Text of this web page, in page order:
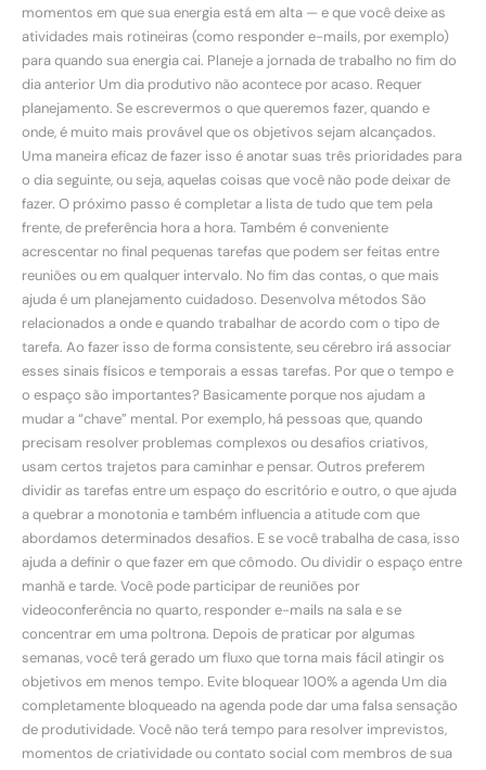
momentos em que sua energia está em alta — e que você deixe as
atividades mais rotineiras (como responder e-mails, por exemplo)
para quando sua energia cai. Planeje a jornada de trabalho no fim do
dia anterior Um dia produtivo não acontece por acaso. Requer
planejamento. Se escrevermos o que queremos fazer, quando e
onde, é muito mais provável que os objetivos sejam alcançados.
Uma maneira eficaz de fazer isso é anotar suas três prioridades para
o dia seguinte, ou seja, aquelas coisas que você não pode deixar de
fazer. O próximo passo é completar a lista de tudo que tem pela
frente, de preferência hora a hora. Também é conveniente
acrescentar no final pequenas tarefas que podem ser feitas entre
reuniões ou em qualquer intervalo. No fim das contas, o que mais
ajuda é um planejamento cuidadoso. Desenvolva métodos São
relacionados a onde e quando trabalhar de acordo com o tipo de
tarefa. Ao fazer isso de forma consistente, seu cérebro irá associar
esses sinais físicos e temporais a essas tarefas. Por que o tempo e
o espaço são importantes? Basicamente porque nos ajudam a
mudar a “chave” mental. Por exemplo, há pessoas que, quando
precisam resolver problemas complexos ou desafios criativos,
usam certos trajetos para caminhar e pensar. Outros preferem
dividir as tarefas entre um espaço do escritório e outro, o que ajuda
a quebrar a monotonia e também influencia a atitude com que
abordamos determinados desafios. E se você trabalha de casa, isso
ajuda a definir o que fazer em que cômodo. Ou dividir o espaço entre
manhã e tarde. Você pode participar de reuniões por
videoconferência no quarto, responder e-mails na sala e se
concentrar em uma poltrona. Depois de praticar por algumas
semanas, você terá gerado um fluxo que torna mais fácil atingir os
objetivos em menos tempo. Evite bloquear 100% a agenda Um dia
completamente bloqueado na agenda pode dar uma falsa sensação
de produtividade. Você não terá tempo para resolver imprevistos,
momentos de criatividade ou contato social com membros de sua